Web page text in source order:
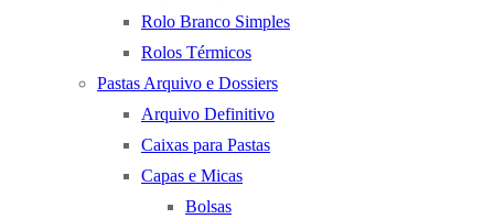
Rolo Branco Simples
Rolos Térmicos
Pastas Arquivo e Dossiers
Arquivo Definitivo
Caixas para Pastas
Capas e Micas
Bolsas